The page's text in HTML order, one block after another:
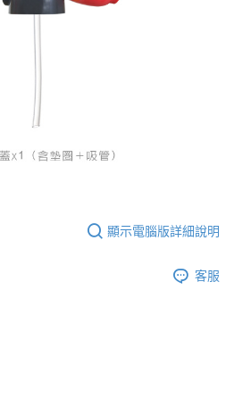
顯示電腦版詳細說明
客服